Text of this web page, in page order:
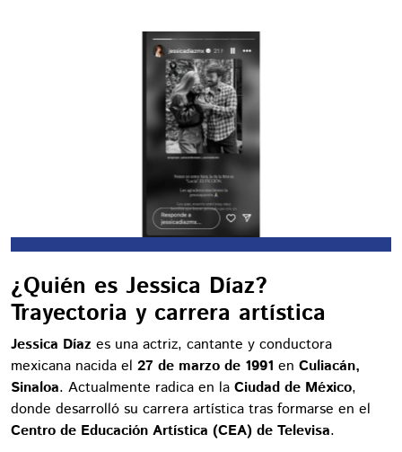
¿Quién es Jessica Díaz?
Trayectoria y carrera artística
Jessica Díaz es una actriz, cantante y conductora
mexicana nacida el 27 de marzo de 1991 en Culiacán,
Sinaloa. Actualmente radica en la Ciudad de México,
donde desarrolló su carrera artística tras formarse en el
Centro de Educación Artística (CEA) de Televisa.